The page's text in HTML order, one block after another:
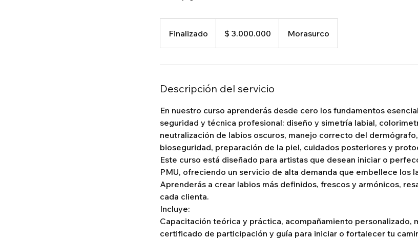
Finalizado
i
l
i
z
a
d
o
colombianos
$ 3.000.000 Morasurco
Descripción del servicio
En nuestro curso aprenderás desde cero los fundamentos
seguridad y técnica profesional: diseño y simetría labial,
neutralización de labios oscuros, manejo correcto del
bioseguridad, preparación de la piel, cuidados posteriores y
Este curso está diseñado para artistas que desean iniciar o
PMU, ofreciendo un servicio de alta demanda que embellece los
Aprenderás a crear labios más definidos, frescos y armónicos,
cada clienta.
Incluye:
Capacitación teórica y práctica, acompañamiento personalizado,
certificado de participación y guía para iniciar o fortalecer tu